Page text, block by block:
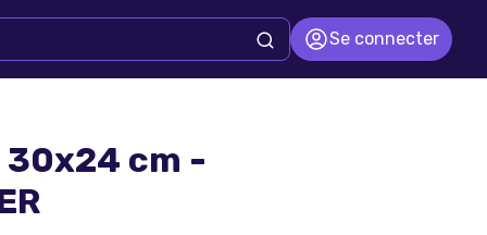
Se connecter
30x24 cm -